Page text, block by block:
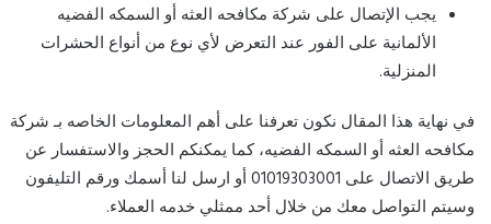
يجب الإتصال على شركة مكافحه العثه أو السمكه الفضيه
الألمانية على الفور عند التعرض لأي نوع من أنواع الحشرات
المنزلية.
في نهاية هذا المقال نكون تعرفنا على أهم المعلومات الخاصه بـ شركة
مكافحه العثه أو السمكه الفضيه، كما يمكنكم الحجز والاستفسار عن
طريق الاتصال على 01019303001 أو ارسل لنا أسمك ورقم التليفون
وسيتم التواصل معك من خلال أحد ممثلي خدمه العملاء.